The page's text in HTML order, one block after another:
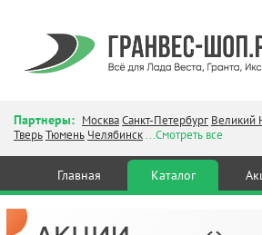
Партнеры: МоскваСанкт-Петербург Великий
ТверьТюмень Челябинск...Смотреть все
Главная Каталог